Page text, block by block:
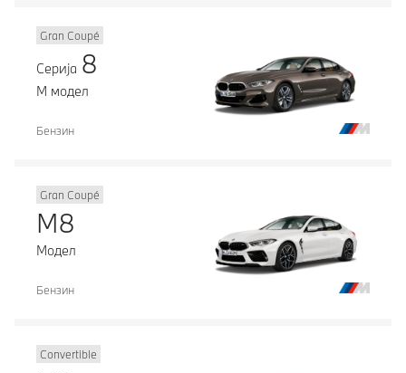
Gran Coupé
Серија 8
М модел
Бензин
Gran Coupé
M8
Модел
Бензин
Convertible